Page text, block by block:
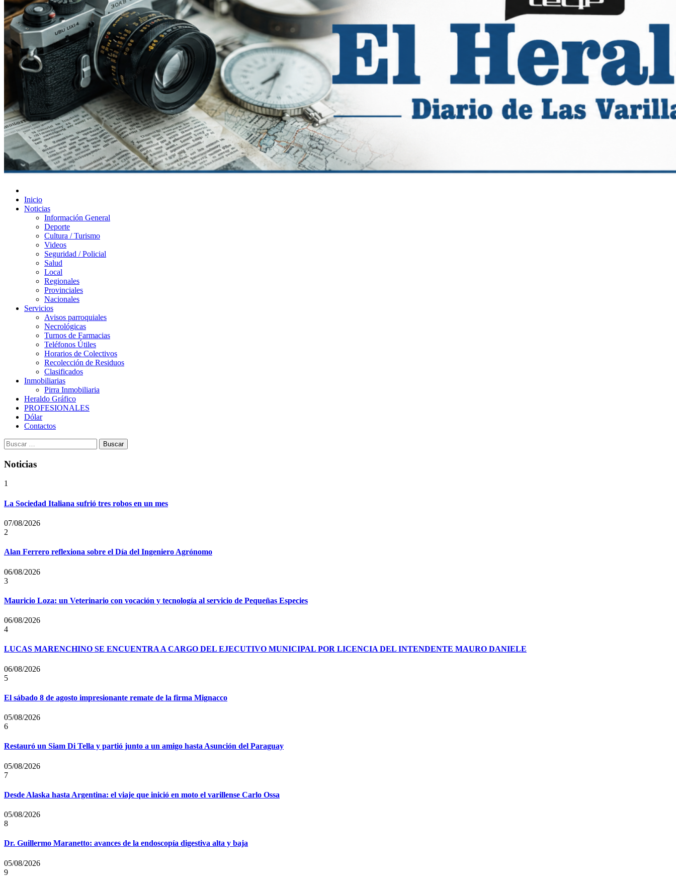
Diario de Las Varillas
Inicio
Noticias
Información General
Deporte
Cultura / Turismo
Videos
Seguridad / Policial
Salud
Local
Regionales
Provinciales
Nacionales
Servicios
Avisos parroquiales
Necrológicas
Turnos de Farmacias
Teléfonos Útiles
Horarios de Colectivos
Recolección de Residuos
Clasificados
Inmobiliarias
Pirra Inmobiliaria
Heraldo Gráfico
PROFESIONALES
Dólar
Contactos
Buscar:
Noticias
1
La Sociedad Italiana sufrió tres robos en un mes
07/08/2026
2
Alan Ferrero reflexiona sobre el Día del Ingeniero Agrónomo
06/08/2026
3
Mauricio Loza: un Veterinario con vocación y tecnología al servicio de Pequeñas Especies
06/08/2026
4
LUCAS MARENCHINO SE ENCUENTRA A CARGO DEL EJECUTIVO MUNICIPAL POR LICENCIA DEL INTENDENTE MAURO DANIELE
06/08/2026
5
El sábado 8 de agosto impresionante remate de la firma Mignacco
05/08/2026
6
Restauró un Siam Di Tella y partió junto a un amigo hasta Asunción del Paraguay
05/08/2026
7
Desde Alaska hasta Argentina: el viaje que inició en moto el varillense Carlo Ossa
05/08/2026
8
Dr. Guillermo Maranetto: avances de la endoscopía digestiva alta y baja
05/08/2026
9